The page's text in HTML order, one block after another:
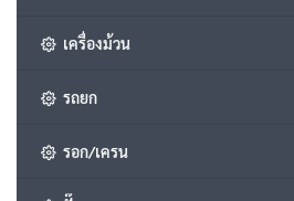
เครื่องม้วน
รถยก
รอก/เครน